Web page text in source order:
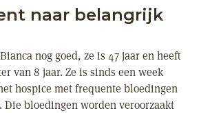
naar belangrijk
nog goed, ze is 47 jaar en heeft
van 8 jaar. Ze is sinds een week
hospice met frequente bloedingen
Die bloedingen worden veroorzaakt